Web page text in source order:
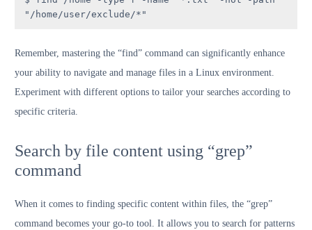
"/home/user/exclude/*"
Remember, mastering the “find” command can significantly enhance
your ability to navigate and manage files in a Linux environment.
Experiment with different options to tailor your searches according to
specific criteria.
Search by file content using “grep”
command
When it comes to finding specific content within files, the “grep”
command becomes your go-to tool. It allows you to search for patterns